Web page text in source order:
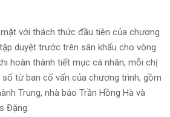
với thách thức đầu tiên của chương
duyệt trước trên sân khấu cho vòng
hoàn thành tiết mục cá nhân, mỗi chị
từ ban cố vấn của chương trình, gồm
Trung, nhà báo Trần Hồng Hà và
Đặng.